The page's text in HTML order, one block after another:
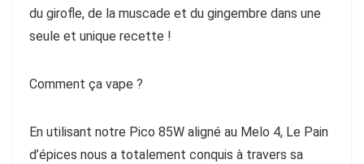
du girofle, de la muscade et du gingembre dans une
seule et unique recette !
Comment ça vape ?
En utilisant notre Pico 85W aligné au Melo 4, Le Pain
d’épices nous a totalement conquis à travers sa